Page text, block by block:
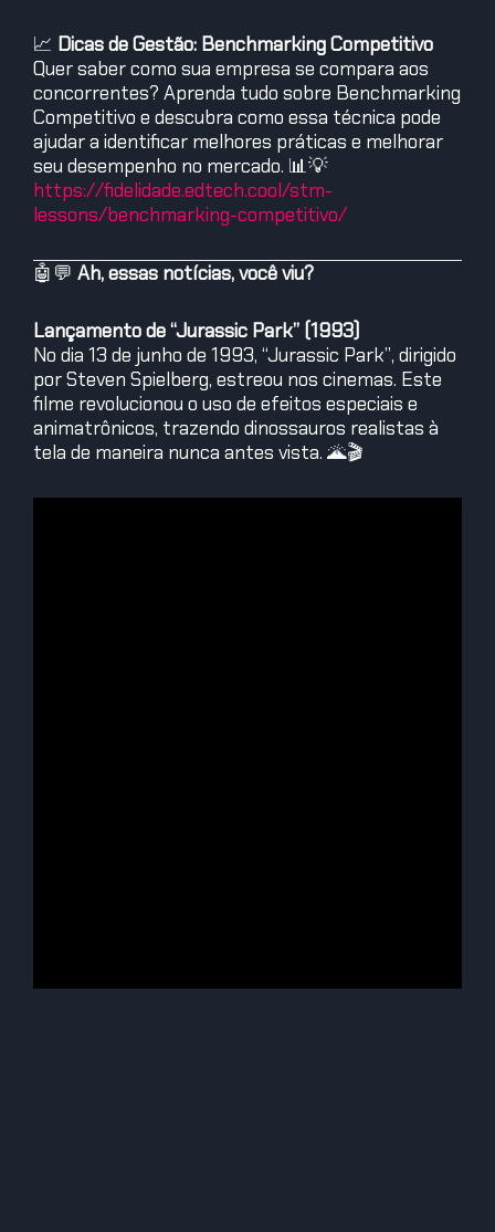
📈 Dicas de Gestão: Benchmarking Competitivo
Quer saber como sua empresa se compara aos
concorrentes? Aprenda tudo sobre Benchmarking
Competitivo e descubra como essa técnica pode
ajudar a identificar melhores práticas e melhorar
seu desempenho no mercado. 📊💡
https://fidelidade.edtech.cool/stm-
lessons/benchmarking-competitivo/
🤖💬 Ah, essas notícias, você viu?
Lançamento de “Jurassic Park” (1993)
No dia 13 de junho de 1993, “Jurassic Park”, dirigido
por Steven Spielberg, estreou nos cinemas. Este
filme revolucionou o uso de efeitos especiais e
animatrônicos, trazendo dinossauros realistas à
tela de maneira nunca antes vista. 🌋🎬